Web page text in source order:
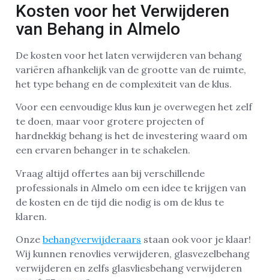
Kosten voor het Verwijderen
van Behang in Almelo
De kosten voor het laten verwijderen van behang
variëren afhankelijk van de grootte van de ruimte,
het type behang en de complexiteit van de klus.
Voor een eenvoudige klus kun je overwegen het zelf
te doen, maar voor grotere projecten of
hardnekkig behang is het de investering waard om
een ervaren behanger in te schakelen.
Vraag altijd offertes aan bij verschillende
professionals in Almelo om een idee te krijgen van
de kosten en de tijd die nodig is om de klus te
klaren.
Onze behangverwijderaars staan ook voor je klaar!
Wij kunnen renovlies verwijderen, glasvezelbehang
verwijderen en zelfs glasvliesbehang verwijderen